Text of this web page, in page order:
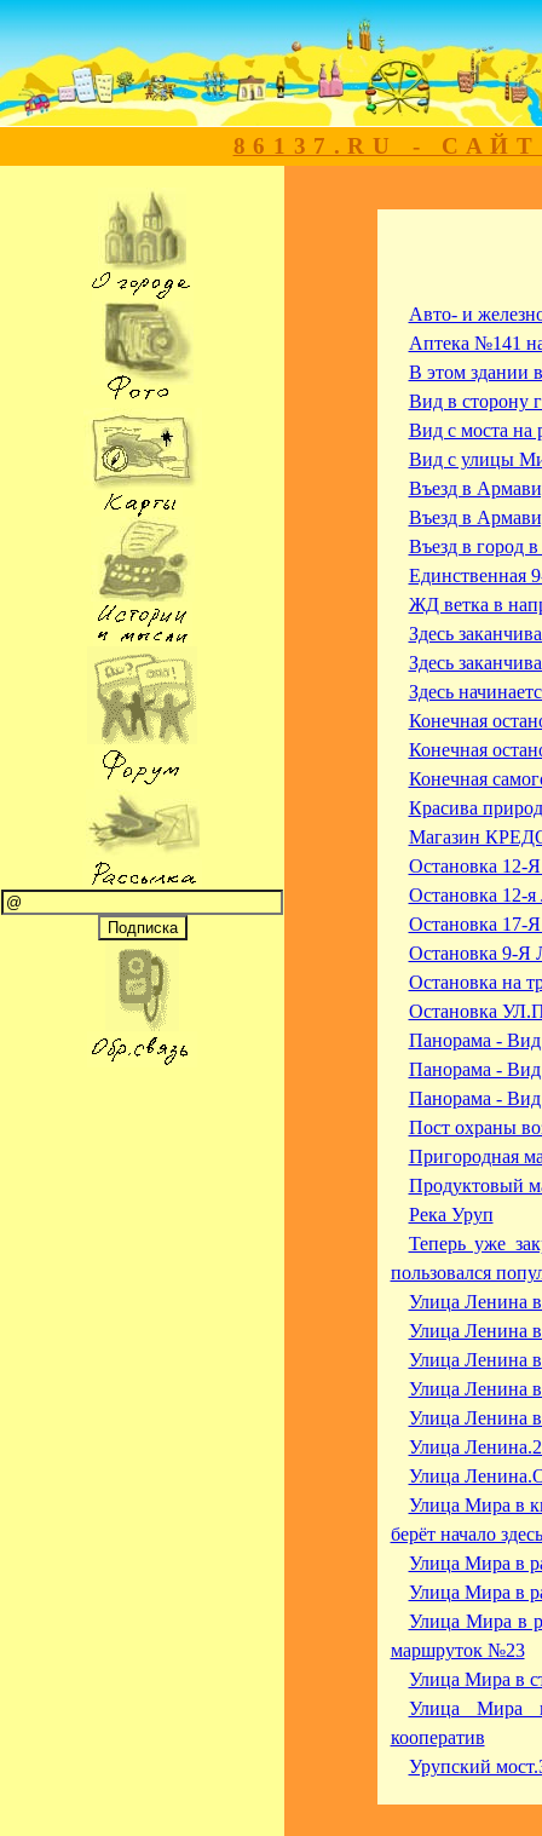
86137.RU -
Авто- и
Аптека №141
В этом здании
Вид в сторону
Вид с моста на
Вид с улицы
Въезд в
Въезд в
Въезд в город
Единственная
ЖД ветка в
Здесь
Здесь
Здесь
Конечная
Конечная
Конечная
Красива
Магазин
Остановка 12-
Остановка 12-
Остановка
Остановка 9-Я
Остановка на
Остановка
Панорама - Вид
Панорама - Вид
Панорама - Вид
Пост охраны
Пригородная
Продуктовый
Река Уруп
Теперь уже
пользовался
Улица Ленина
Улица Ленина
Улица Ленина
Улица Ленина
Улица Ленина
Улица
Улица
Улица Мира в
берёт начало здесь
Улица Мира в
Улица Мира в
Улица Мира в
маршруток №23
Улица Мира в
Улица Мира в
кооператив
Урупский